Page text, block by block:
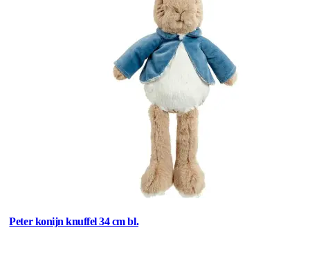
Peter konijn knuffel 34 cm bl.